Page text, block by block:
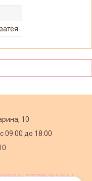
10
09:00 до 18:00
оптовые цены,